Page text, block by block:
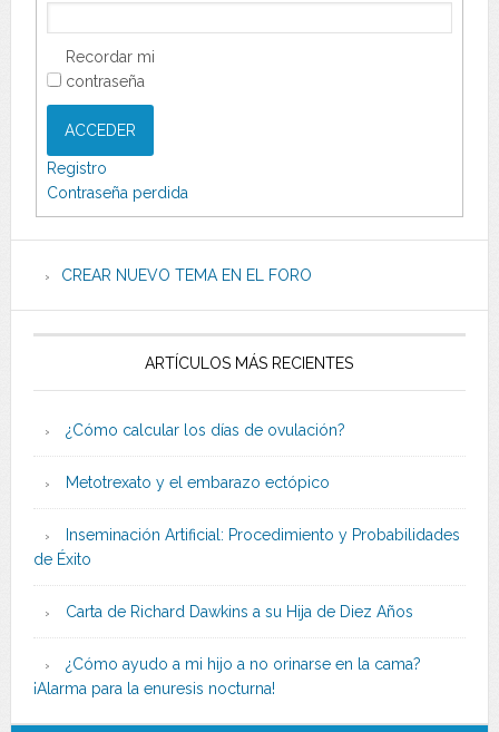
Recordar mi
contraseña
ACCEDER
Registro
Contraseña perdida
CREAR NUEVO TEMA EN EL FORO
ARTÍCULOS MÁS RECIENTES
¿Cómo calcular los días de ovulación?
Metotrexato y el embarazo ectópico
Inseminación Artificial: Procedimiento y Probabilidades
de Éxito
Carta de Richard Dawkins a su Hija de Diez Años
¿Cómo ayudo a mi hijo a no orinarse en la cama?
¡Alarma para la enuresis nocturna!